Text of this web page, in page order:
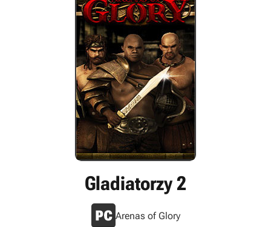
Gladiatorzy 2
Arenas of Glory